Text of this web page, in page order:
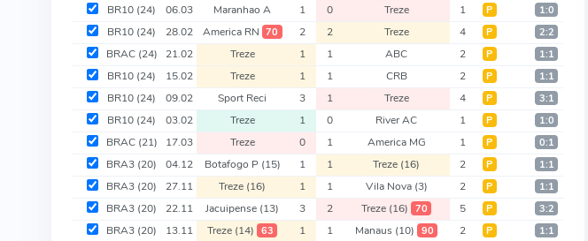
BR10 (24) 06.03 Maranhao A 1 0 Treze 1 Р 1:0
BR10 (24) 28.02 America RN 70 2 2 Treze 4 Р 2:2
BRAC (24) 21.02 Treze 1 1 ABC 2 Р 1:1
BR10 (24) 15.02 Treze 1 1 CRB 2 Р 1:1
BR10 (24) 09.02 Sport Reci 3 1 Treze 4 Р 3:1
BR10 (24) 03.02 Treze 1 0 River AC 1 Р 1:0
BRAC (21) 17.03 Treze 0 1 America MG 1 Р 0:1
BRA3 (20) 04.12 Botafogo P (15) 1 1 Treze (16) 2 Р 1:1
BRA3 (20) 27.11 Treze (16) 1 1 Vila Nova (3) 2 Р 1:1
BRA3 (20) 22.11 Jacuipense (13) 3 2 Treze (16) 70 5 Р 3:2
BRA3 (20) 13.11 Treze (14) 63 1 1 Manaus (10) 90 2 Р 1:1